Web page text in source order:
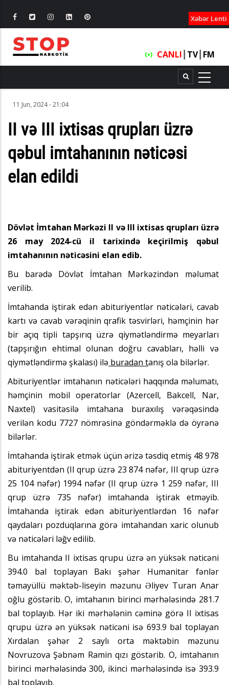
Xəbər Lenti
CANLI TV┃ FM
11 Jun, 2024 - 21:04
II və III ixtisas qrupları üzrə
qəbul imtahanının nəticəsi
elan edildi
Dövlət İmtahan Mərkəzi II və III ixtisas qrupları üzrə
26 may 2024-cü il tarixində keçirilmiş qəbul
imtahanının nəticəsini elan edib.
Bu barədə Dövlət İmtahan Mərkəzindən məlumat
verilib.
İmtahanda iştirak edən abituriyentlər nəticələri, cavab
kartı və cavab vərəqinin qrafik təsvirləri, həmçinin hər
bir açıq tipli tapşırıq üzrə qiymətləndirmə meyarları
(tapşırığın ehtimal olunan doğru cavabları, həlli və
qiymətləndirmə şkalası) ilə buradan tanış ola bilərlər.
Abituriyentlər imtahanın nəticələri haqqında məlumatı,
həmçinin mobil operatorlar (Azercell, Bakcell, Nar,
Naxtel) vasitəsilə imtahana buraxılış vərəqəsində
verilən kodu 7727 nömrəsinə göndərməklə də öyrənə
bilərlər.
İmtahanda iştirak etmək üçün ərizə təsdiq etmiş 48 978
abituriyentdən (II qrup üzrə 23 874 nəfər, III qrup üzrə
25 104 nəfər) 1994 nəfər (II qrup üzrə 1 259 nəfər, III
qrup üzrə 735 nəfər) imtahanda iştirak etməyib.
İmtahanda iştirak edən abituriyentlərdən 16 nəfər
qaydaları pozduqlarına görə imtahandan xaric olunub
və nəticələri ləğv edilib.
Bu imtahanda II ixtisas qrupu üzrə ən yüksək nəticəni
394.0 bal toplayan Bakı şəhər Humanitar fənlər
təmayüllü məktəb-liseyin məzunu Əliyev Turan Anar
oğlu göstərib. O, imtahanın birinci mərhələsində 281.7
bal toplayıb. Hər iki mərhələnin cəminə görə II ixtisas
qrupu üzrə ən yüksək nəticəni isə 693.9 bal toplayan
Xırdalan şəhər 2 saylı orta məktəbin məzunu
Novruzova Şəbnəm Ramin qızı göstərib. O, imtahanın
birinci mərhələsində 300, ikinci mərhələsində isə 393.9
bal toplayıb.